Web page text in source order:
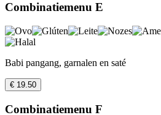
Combinatiemenu E
Babi pangang, garnalen en saté
€ 19.50
Combinatiemenu F